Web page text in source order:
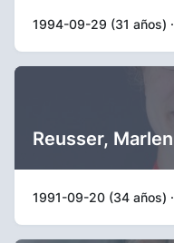
1994-09-29 (31 años) ·
Reusser, Marlen
1991-09-20 (34 años) ·